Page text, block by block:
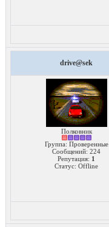
drive@sek
Полковник
Группа: Проверенные
Сообщений: 224
Репутация: 1
Статус: Offline